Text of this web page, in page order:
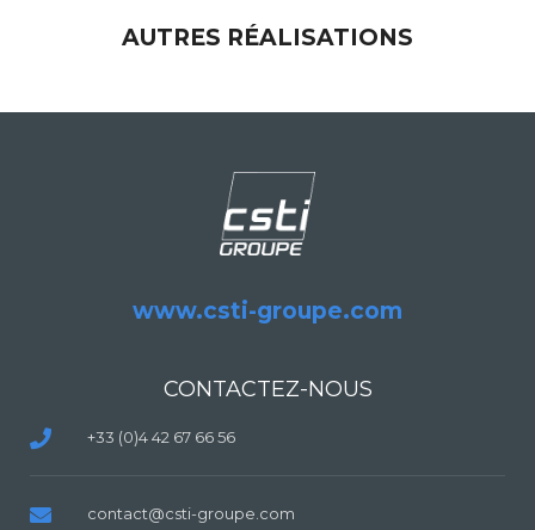
AUTRES RÉALISATIONS
www.csti-groupe.com
CONTACTEZ-NOUS
+33 (0)4 42 67 66 56
contact@csti-groupe.com